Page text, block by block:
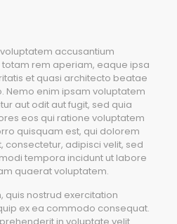
accusantium
rem aperiam, eaque ipsa
et quasi architecto beatae
Nemo enim ipsam voluptatem
aut odit aut fugit, sed quia
eos qui ratione voluptatem
quisquam est, qui dolorem
consectetur, adipisci velit, sed
tempora incidunt ut labore
quaerat voluptatem.
quis nostrud exercitation
ex ea commodo consequat.
in voluptate velit